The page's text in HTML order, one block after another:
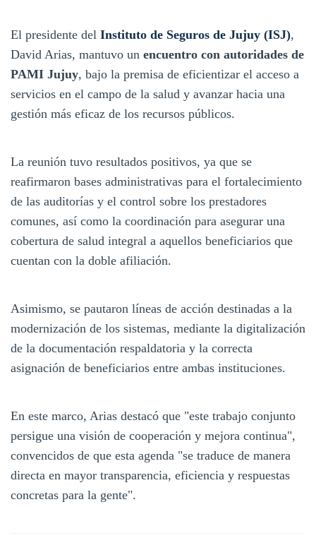
El presidente del Instituto de Seguros de Jujuy (ISJ),
David Arias, mantuvo un encuentro con autoridades de
PAMI Jujuy, bajo la premisa de eficientizar el acceso a
servicios en el campo de la salud y avanzar hacia una
gestión más eficaz de los recursos públicos.
La reunión tuvo resultados positivos, ya que se
reafirmaron bases administrativas para el fortalecimiento
de las auditorías y el control sobre los prestadores
comunes, así como la coordinación para asegurar una
cobertura de salud integral a aquellos beneficiarios que
cuentan con la doble afiliación.
Asimismo, se pautaron líneas de acción destinadas a la
modernización de los sistemas, mediante la digitalización
de la documentación respaldatoria y la correcta
asignación de beneficiarios entre ambas instituciones.
En este marco, Arias destacó que "este trabajo conjunto
persigue una visión de cooperación y mejora continua",
convencidos de que esta agenda "se traduce de manera
directa en mayor transparencia, eficiencia y respuestas
concretas para la gente".